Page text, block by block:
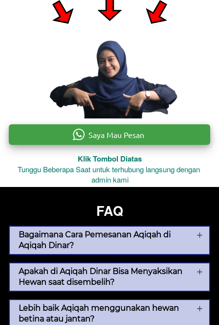
` Saya Mau Pesan
Klik Tombol Diatas
Tunggu Beberapa Saat untuk terhubung langsung dengan
admin kami
FAQ
Bagaimana Cara Pemesanan Aqiqah di
Aqiqah Dinar?
Apakah di Aqiqah Dinar Bisa Menyaksikan
Hewan saat disembelih?
Lebih baik Aqiqah menggunakan hewan
betina atau jantan?